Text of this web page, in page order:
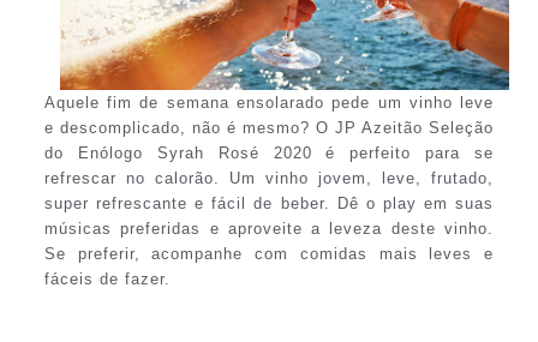
Aquele fim de semana ensolarado pede um vinho leve
e descomplicado, não é mesmo? O JP Azeitão Seleção
do Enólogo Syrah Rosé 2020 é perfeito para se
refrescar no calorão. Um vinho jovem, leve, frutado,
super refrescante e fácil de beber. Dê o play em suas
músicas preferidas e aproveite a leveza deste vinho.
Se preferir, acompanhe com comidas mais leves e
fáceis de fazer.